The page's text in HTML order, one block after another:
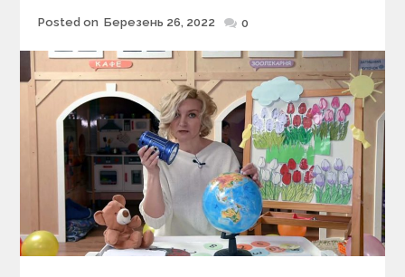
Posted
Posted on Березень 26, 2022 0